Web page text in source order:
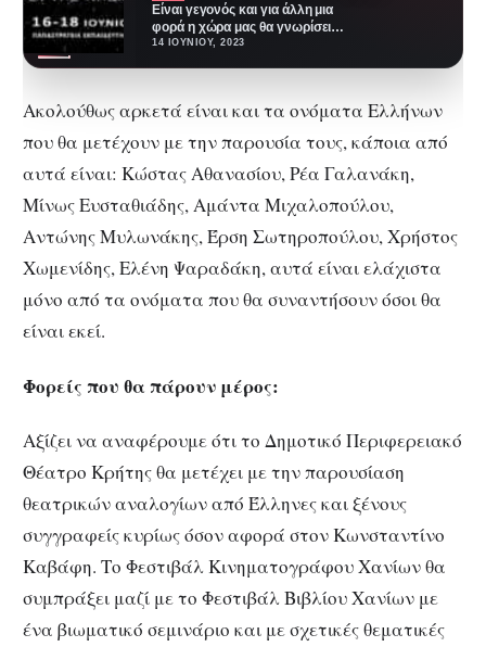
Είναι γεγονός και για άλλη μια
φορά η χώρα μας θα γνωρίσει
μεγάλες προσωπικότητες από
14 ΙΟΥΝΊΟΥ, 2023
Ακολούθως αρκετά είναι και τα ονόματα Ελλήνων
που θα μετέχουν με την παρουσία τους, κάποια από
αυτά είναι: Κώστας Αθανασίου, Ρέα Γαλανάκη,
Μίνως Ευσταθιάδης, Αμάντα Μιχαλοπούλου,
Αντώνης Μυλωνάκης, Έρση Σωτηροπούλου, Χρήστος
Χωμενίδης, Ελένη Ψαραδάκη, αυτά είναι ελάχιστα
μόνο από τα ονόματα που θα συναντήσουν όσοι θα
είναι εκεί.
Φορείς που θα πάρουν μέρος:
Αξίζει να αναφέρουμε ότι το Δημοτικό Περιφερειακό
Θέατρο Κρήτης θα μετέχει με την παρουσίαση
θεατρικών αναλογίων από Έλληνες και ξένους
συγγραφείς κυρίως όσον αφορά στον Κωνσταντίνο
Καβάφη. Το Φεστιβάλ Κινηματογράφου Χανίων θα
συμπράξει μαζί με το Φεστιβάλ Βιβλίου Χανίων με
ένα βιωματικό σεμινάριο και με σχετικές θεματικές